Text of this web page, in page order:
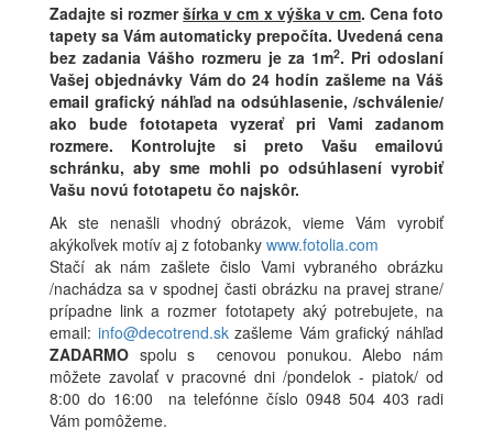
Zadajte si rozmeršírka v cm x výška v cm. Cena foto
tapety sa Vám automaticky prepočíta. Uvedená cena
bez zadania Vášho rozmeru je za 1m2. Pri odoslaní
Vašej objednávky Vám do 24 hodín zašleme na Váš
email grafický náhľad na odsúhlasenie, /schválenie/
ako bude fototapeta vyzerať pri Vami zadanom
rozmere. Kontrolujte si preto Vašu emailovú
schránku, aby sme mohli po odsúhlasení vyrobiť
Vašu novú fototapetu čo najskôr.
Ak ste nenašli vhodný obrázok, vieme Vám vyrobiť
akýkoľvek motív aj z fotobanky www.fotolia.com
Stačí ak nám zašlete čislo Vami vybraného obrázku
/nachádza sa v spodnej časti obrázku na pravej strane/
prípadne link a rozmer fototapety aký potrebujete, na
email: info@decotrend.skzašleme Vám grafický náhľad
ZADARMO spolu s cenovou ponukou. Alebo nám
môžete zavolať v pracovné dni /pondelok - piatok/ od
8:00 do 16:00 na telefónne číslo 0948 504 403 radi
Vám pomôžeme.